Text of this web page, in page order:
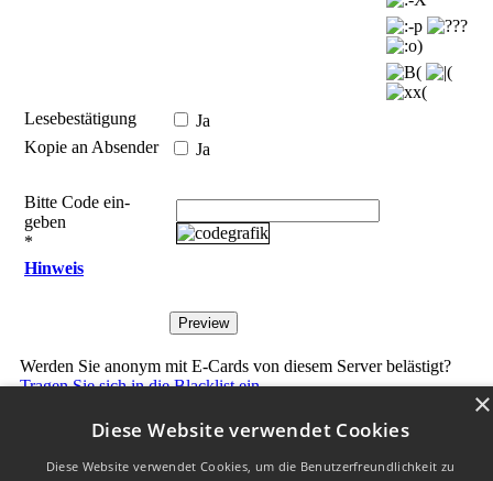
Lesebestätigung
Ja
Kopie an Absender
Ja
Bitte Code ein­
geben
*
Hinweis
Werden Sie anonym mit E-Cards von diesem Server belästigt?
Tragen Sie sich in die Blacklist ein.
W3C HTML 4.01 √|W3C CSS √| Letzte Aktualisierungg am
Diese Website verwendet Cookies
Diese Website verwendet Cookies, um die Benutzerfreundlichkeit zu
×